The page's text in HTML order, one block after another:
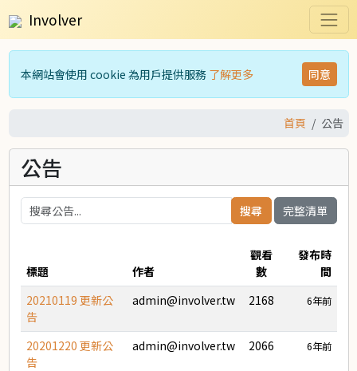
Involver
本網站會使用 cookie 為用戶提供服務 了解更多 同意
首頁 公告
公告
完整清單
標題 作者
觀看
數
發布時
間
20210119 更新公
告
admin@involver.tw 2168 6年前
20201220 更新公
告
admin@involver.tw 2066 6年前